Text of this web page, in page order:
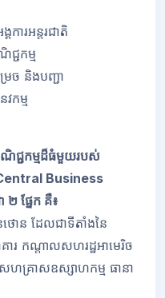
រអន្តរជាតិ
កម្ម
និងបញ្ជា
កម្ម
ជ្ជកម្មដ៏ធំមួយរបស់
Business
ផ្នែក គឺ៖
ន ដែលជាទីតាំងនៃ
ារ កណ្តាលសហរដ្ឋអាមេរិច
គ្រាសឧស្សាហកម្ម ធានា